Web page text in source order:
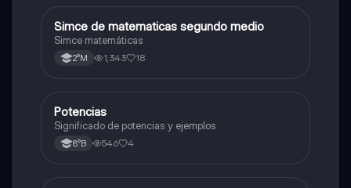
Matemáticas
Simce de matematicas segundo medio
Simce matemáticas
2°M 1,343 18
Matemáticas
Potencias
Significado de potencias y ejemplos
8°B 546 4